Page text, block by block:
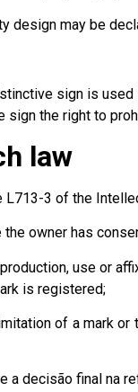
design may be
sign is used in
sign the right to
law
3 of the
the owner has
use or
is registered;
of a mark or
a decisão final na